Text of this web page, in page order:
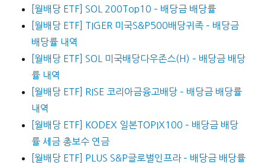
[월배당 ETF] SOL 200Top10 – 배당금 배당률
[월배당 ETF] TIGER 미국S&P500배당귀족 – 배당금
배당률 내역
[월배당 ETF] SOL 미국배당다우존스(H) – 배당금 배당
률 내역
[월배당 ETF] RISE 코리아금융고배당 – 배당금 배당률
내역
[월배당 ETF] KODEX 일본TOPIX100 – 배당금 배당
률 세금 총보수 연금
[월배당 ETF] PLUS S&P글로벌인프라 – 배당금 배당률